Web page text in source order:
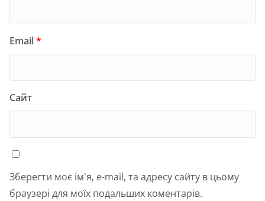
Email*
Сайт
Зберегти моє ім'я, e-mail, та адресу сайту в цьому
браузері для моїх подальших коментарів.